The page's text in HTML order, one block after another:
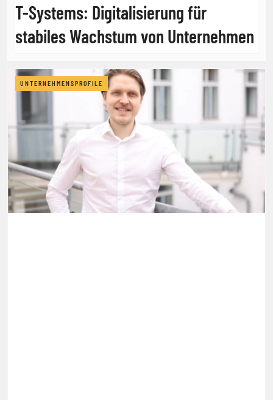
T-Systems: Digitalisierung für
stabiles Wachstum von Unternehmen
UNTERNEHMENSPROFILE